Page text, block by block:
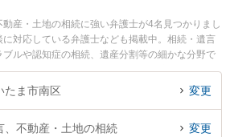
産・土地の相続に強い弁護士が4名見つかりまし
対応している弁護士なども掲載中。相続・遺言
ルや認知症の相続、遺産分割等の細かな分野で
。特に南浦和はらだ法律事務所の渡部 和人弁護
岸 孝浩弁護士、武蔵浦和法律事務所の久保 佑一郎
動産・土地の相続のトラブル解決の実績豊富な近
たま市南区 変更
、不動産・土地の相続 変更